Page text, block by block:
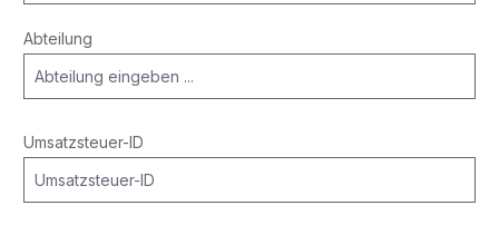
Abteilung
Umsatzsteuer-ID